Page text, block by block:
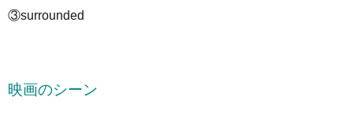
③surrounded
映画のシーン